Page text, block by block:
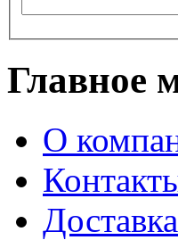
Главное
О